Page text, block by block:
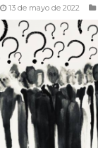
13 de mayo de 2022